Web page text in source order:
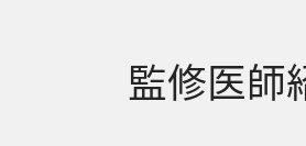
監修医師